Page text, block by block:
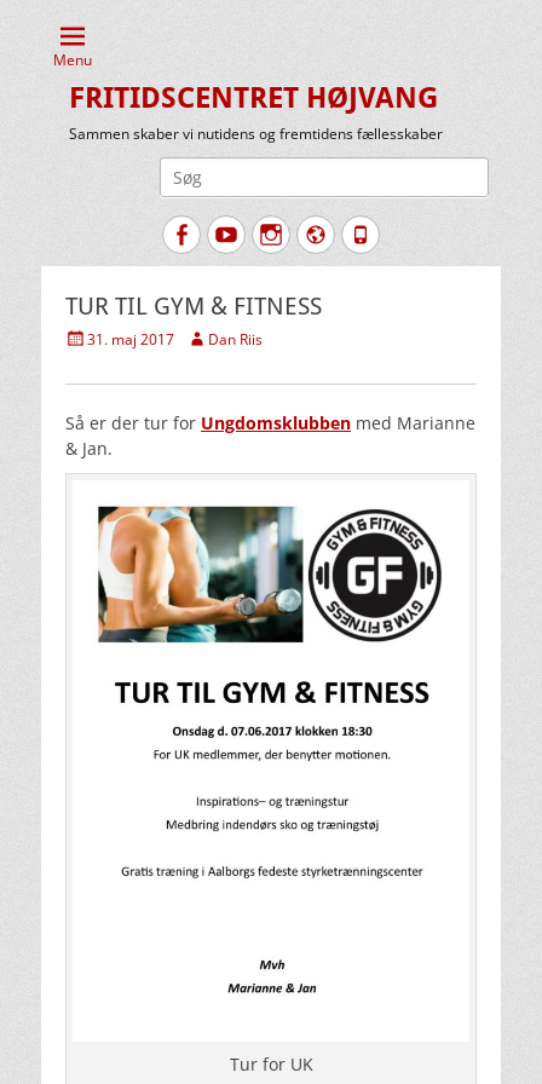
Menu
FRITIDSCENTRET HØJVANG
Sammen skaber vi nutidens og fremtidens fællesskaber
FacebookYouTubeInstagram
Website
Tlf.
TUR TIL GYM & FITNESS
Udgivet
31. maj 2017 Forfatter
Dan Riis
Så er der tur for Ungdomsklubben med Marianne
& Jan.
Tur for UK